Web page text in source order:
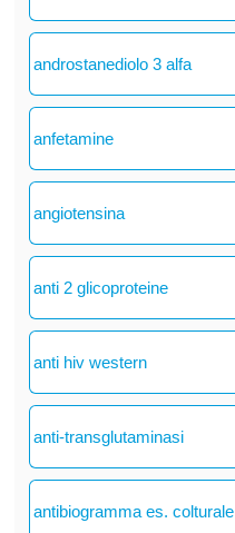
androstanediolo 3 alfa
anfetamine
angiotensina
anti 2 glicoproteine
anti hiv western
anti-transglutaminasi
antibiogramma es. colturale